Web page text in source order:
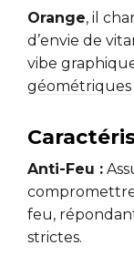
Orange, il
d’envie de
vibe
géométriques
Anti-Feu :
compromettre
feu,
strictes.